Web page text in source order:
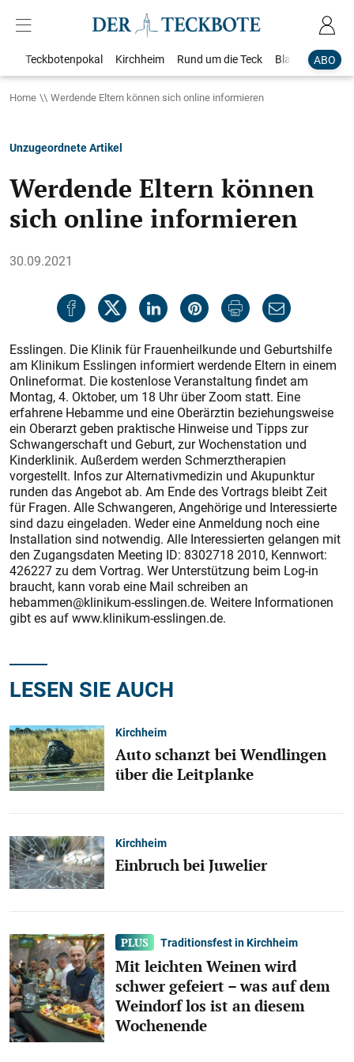
ABO
Teckbotenpokal Kirchheim Rund um die Teck Blaulicht
Home Werdende Eltern können sich online informieren
Unzugeordnete Artikel
Werdende Eltern können
sich online informieren
30.09.2021
Esslingen. Die Klinik für Frauenheilkunde und Geburtshilfe
am Klinikum Esslingen informiert werdende Eltern in einem
Onlineformat. Die kostenlose Veranstaltung findet am
Montag, 4. Oktober, um 18 Uhr über Zoom statt. Eine
erfahrene Hebamme und eine Oberärztin beziehungsweise
ein Oberarzt geben praktische Hinweise und Tipps zur
Schwangerschaft und Geburt, zur Wochenstation und
Kinderklinik. Außerdem werden Schmerztherapien
vorgestellt. Infos zur Alternativmedizin und Akupunktur
runden das Angebot ab. Am Ende des Vortrags bleibt Zeit
für Fragen. Alle Schwangeren, Angehörige und Interessierte
sind dazu eingeladen. Weder eine Anmeldung noch eine
Installation sind notwendig. Alle Interessierten gelangen mit
den Zugangsdaten Meeting ID: 8302718 2010, Kennwort:
426227 zu dem Vortrag. Wer Unterstützung beim Log-in
braucht, kann vorab eine Mail schreiben an
hebammen@klinikum-esslingen.de. Weitere Informationen
gibt es auf www.klinikum-esslingen.de.
LESEN SIE AUCH
Kirchheim
Auto schanzt bei Wendlingen
über die Leitplanke
Kirchheim
Einbruch bei Juwelier
Traditionsfest in Kirchheim
Mit leichten Weinen wird
schwer gefeiert – was auf dem
Weindorf los ist an diesem
Wochenende